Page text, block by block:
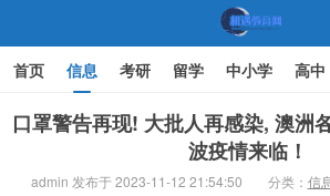
机遇教育网
首页 信息 考研 留学 中小学 高中
文化 家庭教育
口罩警告再现! 大批人再感染, 澳洲
波疫情来临！
admin 发布于 2023-11-12 21:54:50 分类： 信